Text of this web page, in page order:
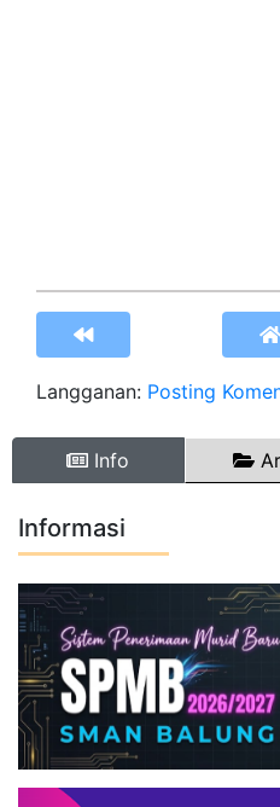
Langganan: Posting
Info
Informasi